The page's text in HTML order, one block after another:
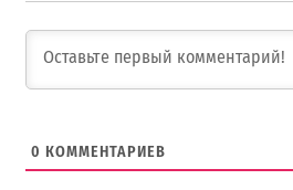
0 КОММЕНТАРИЕВ